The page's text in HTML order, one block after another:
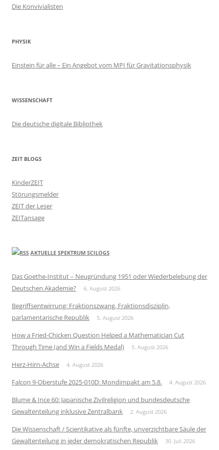
Die Konvivialisten
PHYSIK
Einstein für alle – Ein Angebot vom MPI für Gravitationsphysik
WISSENSCHAFT
Die deutsche digitale Bibliothek
ZEIT BLOGS
KinderZEIT
Störungsmelder
ZEIT der Leser
ZEITansage
AKTUELLE SPEKTRUM SCILOGS
Das Goethe-Institut – Neugründung 1951 oder Wiederbelebung der
Deutschen Akademie?
6. August 2026
Begriffsentwirrung: Fraktionszwang, Fraktionsdisziplin,
parlamentarische Republik
5. August 2026
How a Fried-Chicken Question Helped a Mathematician Cut
Through Time (and Win a Fields Medal)
5. August 2026
Herz-Hirn-Achse 4. August 2026
Falcon 9-Oberstufe 2025-010D: Mondimpakt am 5.8. 4. August 2026
Blume & Ince 60: Japanische Zivilreligion und bundesdeutsche
Gewaltenteilung inklusive Zentralbank
2. August 2026
Die Wissenschaft / Scientikative als fünfte, unverzichtbare Säule der
Gewaltenteilung in jeder demokratischen Republik
30. Juli 2026